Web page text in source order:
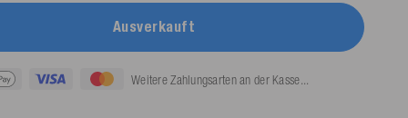
Ausverkauft
Weitere Zahlungsarten an der Kasse...